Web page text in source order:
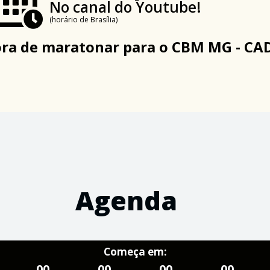
No canal do Youtube!
(horário de Brasília)
de maratonar para o CBM MG -
Agenda
Começa em: